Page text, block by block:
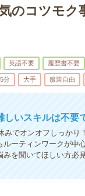
のコツモク
英語不要 履歴書不要
分 大手 服装自由
いスキルは不要
でオンオフしっかり
ーティンワークが中
を聞いてほしい方必